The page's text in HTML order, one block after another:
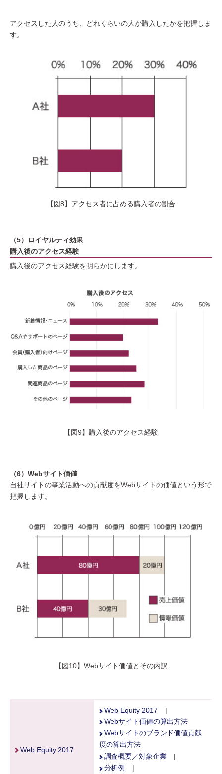
アクセスした人のうち、どれくらいの人が購入したかを把握しま
す。
【図8】アクセス者に占める購入者の割合
（5）ロイヤルティ効果
購入後のアクセス経験
購入後のアクセス経験を明らかにします。
【図9】購入後のアクセス経験
（6）Webサイト価値
自社サイトの事業活動への貢献度をWebサイトの価値という形で
把握します。
【図10】Webサイト価値とその内訳
Web Equity 2017
Web Equity 2017
|
Webサイト価値の算出方法
Webサイトのブランド価値貢献
度の算出方法
調査概要／対象企業
|
分析例
|